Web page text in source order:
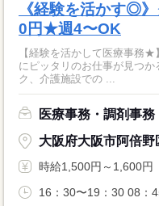
《経験を活かす◎
0円★週4〜OK
【経験を活かして医療事務
にピッタリのお仕事が見つかる★ ◇お仕事内容◇ 病院や
ク、介護施設での ...
医療事務・調剤事務
大阪府大阪市阿倍野
時給1,500円～1,600円
16：30〜19：30 08：